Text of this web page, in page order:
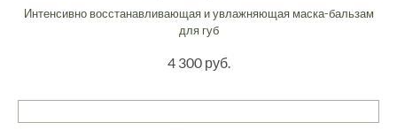
Интенсивно восстанавливающая и увлажняющая маска-бальзам
для губ
4 300 руб.